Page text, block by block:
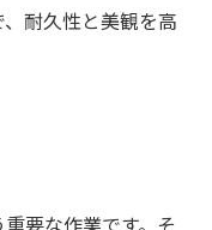
耐久性と美観を高